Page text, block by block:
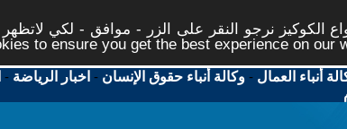
نرجو النقر على الزر - موافق - لكي
to ensure you get the best experience on our
أنباء العمال -وكالة أنباء حقوق الإنسان - اخبار الرياضة -